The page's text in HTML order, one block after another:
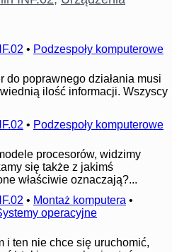
• Podzespoły komputerowe
do poprawnego działania musi
ilość informacji. Wszyscy
• Podzespoły komputerowe
procesorów, widzimy
się także z jakimś
właściwie oznaczają?...
• Montaż komputera •
operacyjne
i ten nie chce się uruchomić,